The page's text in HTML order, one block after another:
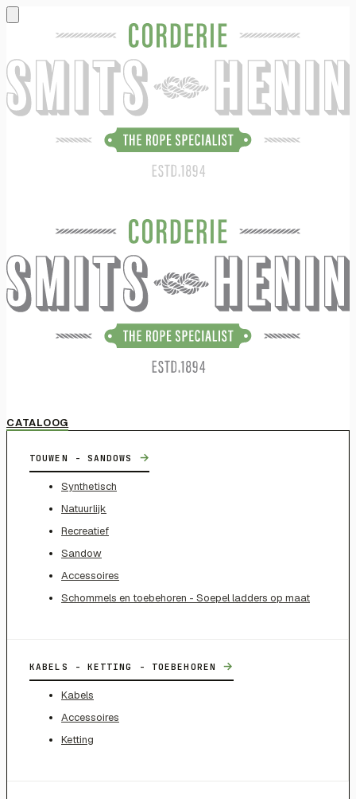
CATALOOG
TOUWEN - SANDOWS →
Synthetisch
Natuurlijk
Recreatief
Sandow
Accessoires
Schommels en toebehoren - Soepel ladders op maat
KABELS - KETTING - TOEBEHOREN →
Kabels
Accessoires
Ketting